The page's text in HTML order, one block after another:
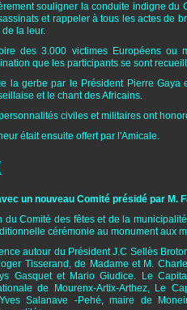
souligner la conduite indigne
et rappeler à tous les actes de
la leur.
des 3.000 victimes Européens ou
que les participants se sont
la gerbe par le Président Pierre
et le chant des Africains.
civiles et militaires ont
était ensuite offert par l'Amicale.
un nouveau Comité présidé par M.
du Comité des fêtes et de la
cérémonie au monument aux
autour du Président J.C Sellès
Tisserand, de Madame et M.
Gasquet et Mario Giudice. Le
de Mourenx-Artix-Arthez, Le
Yves Salanave -Pehé, maire de